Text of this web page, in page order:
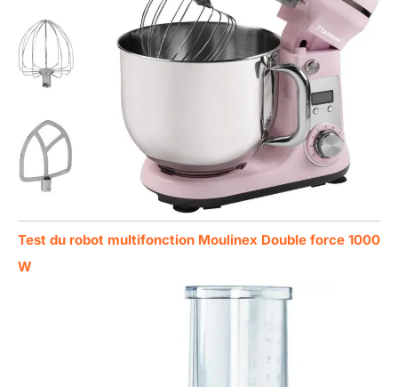
Test du robot multifonction Moulinex Double force 1000
W